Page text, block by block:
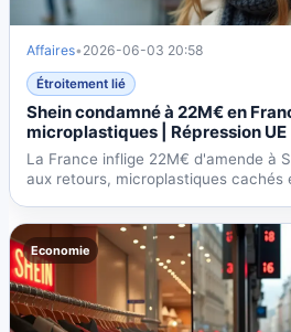
Affaires• 2026-06-03 20:58
Étroitement lié
Shein condamné à 22M€ en
microplastiques | Répression UE
La France inflige 22M€ d'amende à
aux retours, microplastiques cachés
Economie